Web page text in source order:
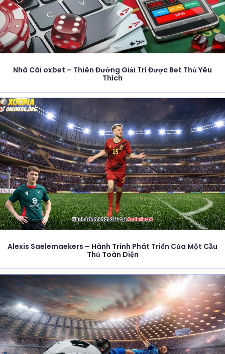
Nhà Cái oxbet – Thiên Đường Giải Trí Được Bet Thủ Yêu
Thích
Alexis Saelemaekers – Hành Trình Phát Triển Của Một Cầu
Thủ Toàn Diện